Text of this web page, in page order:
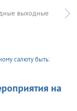
выходные
салюту быть:
на